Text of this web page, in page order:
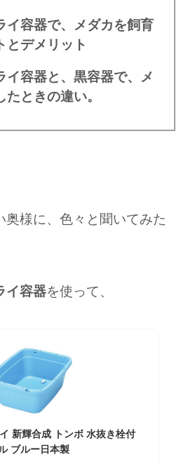
イ容器で、メダカを飼育
とデメリット
イ容器と、黒容器で、メ
たときの違い。
奥様に、色々と聞いてみた
イ容器を使って、
新輝合成 トンボ 水抜き栓付
ブルー日本製